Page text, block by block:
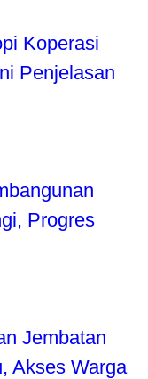
Koperasi
Penjelasan
Progres
Jembatan
Akses Warga